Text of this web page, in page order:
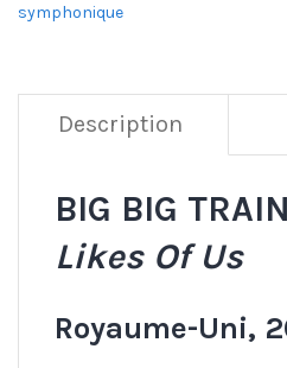
symphonique
Description
BIG BIG
Likes Of Us
Royaume-Uni,